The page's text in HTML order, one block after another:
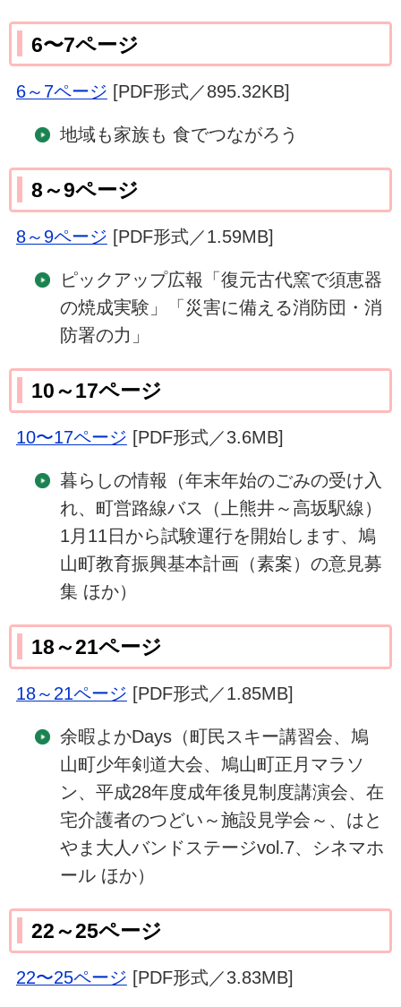
6〜7ページ
6～7ページ [PDF形式／895.32KB]
地域も家族も 食でつながろう
8～9ページ
8～9ページ [PDF形式／1.59MB]
ピックアップ広報「復元古代窯で須恵器
の焼成実験」「災害に備える消防団・消
防署の力」
10～17ページ
10〜17ページ [PDF形式／3.6MB]
暮らしの情報（年末年始のごみの受け入
れ、町営路線バス（上熊井～高坂駅線）
1月11日から試験運行を開始します、鳩
山町教育振興基本計画（素案）の意見募
集 ほか）
18～21ページ
18～21ページ [PDF形式／1.85MB]
余暇よかDays（町民スキー講習会、鳩
山町少年剣道大会、鳩山町正月マラソ
ン、平成28年度成年後見制度講演会、在
宅介護者のつどい～施設見学会～、はと
やま大人バンドステージvol.7、シネマホ
ール ほか）
22～25ページ
22〜25ページ [PDF形式／3.83MB]